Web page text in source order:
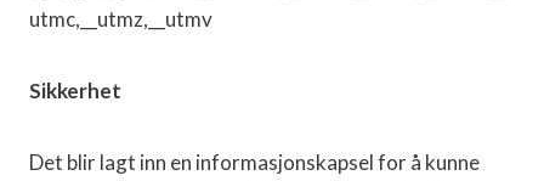
utmc,__utmz,__utmv
Sikkerhet
Det blir lagt inn en informasjonskapsel for å kunne